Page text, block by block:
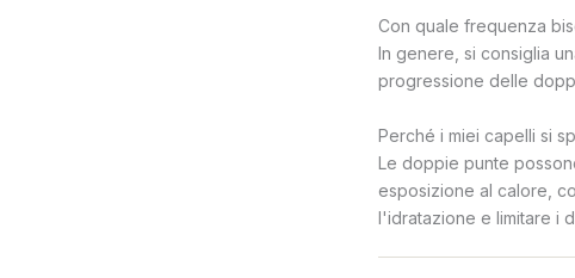
Con quale frequenza
In genere, si consiglia
progressione delle
Perché i miei capelli si
Le doppie punte
esposizione al calore,
l'idratazione e limitare i